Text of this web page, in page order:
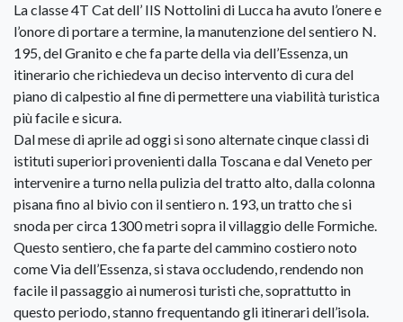
La classe 4T Cat dell’ IIS Nottolini di Lucca ha avuto l’onere e
l’onore di portare a termine, la manutenzione del sentiero N.
195, del Granito e che fa parte della via dell’Essenza, un
itinerario che richiedeva un deciso intervento di cura del
piano di calpestio al fine di permettere una viabilità turistica
più facile e sicura.
Dal mese di aprile ad oggi si sono alternate cinque classi di
istituti superiori provenienti dalla Toscana e dal Veneto per
intervenire a turno nella pulizia del tratto alto, dalla colonna
pisana fino al bivio con il sentiero n. 193, un tratto che si
snoda per circa 1300 metri sopra il villaggio delle Formiche.
Questo sentiero, che fa parte del cammino costiero noto
come Via dell’Essenza, si stava occludendo, rendendo non
facile il passaggio ai numerosi turisti che, soprattutto in
questo periodo, stanno frequentando gli itinerari dell’isola.